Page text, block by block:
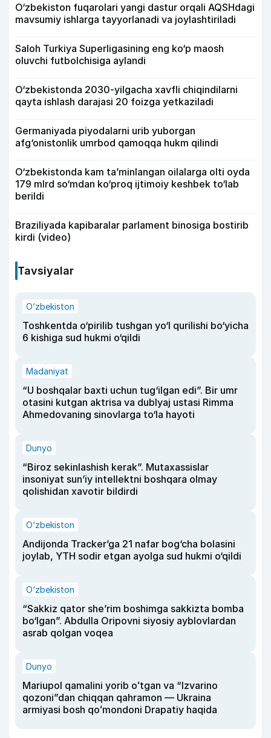
O‘zbekiston fuqarolari yangi dastur orqali AQSHdagi
mavsumiy ishlarga tayyorlanadi va joylashtiriladi
Saloh Turkiya Superligasining eng ko‘p maosh
oluvchi futbolchisiga aylandi
O‘zbekistonda 2030-yilgacha xavfli chiqindilarni
qayta ishlash darajasi 20 foizga yetkaziladi
Germaniyada piyodalarni urib yuborgan
afg‘onistonlik umrbod qamoqqa hukm qilindi
O‘zbekistonda kam ta’minlangan oilalarga olti oyda
179 mlrd so‘mdan ko‘proq ijtimoiy keshbek to‘lab
berildi
Braziliyada kapibaralar parlament binosiga bostirib
kirdi (video)
Tavsiyalar
O‘zbekiston
Toshkentda o‘pirilib tushgan yo‘l qurilishi bo‘yicha
6 kishiga sud hukmi o‘qildi
Madaniyat
“U boshqalar baxti uchun tug‘ilgan edi”. Bir umr
otasini kutgan aktrisa va dublyaj ustasi Rimma
Ahmedovaning sinovlarga to‘la hayoti
Dunyo
“Biroz sekinlashish kerak”. Mutaxassislar
insoniyat sun’iy intellektni boshqara olmay
qolishidan xavotir bildirdi
O‘zbekiston
Andijonda Tracker’ga 21 nafar bog‘cha bolasini
joylab, YTH sodir etgan ayolga sud hukmi o‘qildi
O‘zbekiston
“Sakkiz qator she’rim boshimga sakkizta bomba
bo‘lgan”. Abdulla Oripovni siyosiy ayblovlardan
asrab qolgan voqea
Dunyo
Mariupol qamalini yorib oʻtgan va “Izvarino
qozoni”dan chiqqan qahramon — Ukraina
armiyasi bosh qoʻmondoni Drapatiy haqida